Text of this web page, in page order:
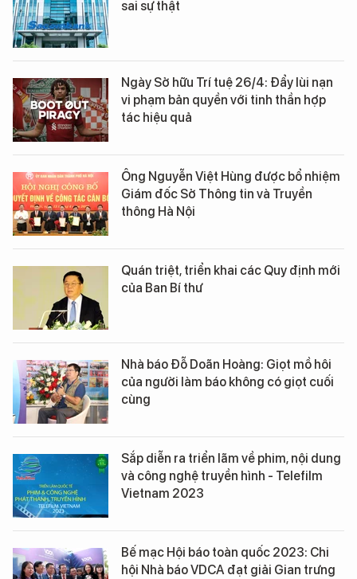
sai sự thật
Ngày Sở hữu Trí tuệ 26/4: Đẩy lùi nạn
vi phạm bản quyền với tinh thần hợp
tác hiệu quả
Ông Nguyễn Việt Hùng được bổ nhiệm
Giám đốc Sở Thông tin và Truyền
thông Hà Nội
Quán triệt, triển khai các Quy định mới
của Ban Bí thư
Nhà báo Đỗ Doãn Hoàng: Giọt mồ hôi
của người làm báo không có giọt cuối
cùng
Sắp diễn ra triển lãm về phim, nội dung
và công nghệ truyền hình - Telefilm
Vietnam 2023
Bế mạc Hội báo toàn quốc 2023: Chi
hội Nhà báo VDCA đạt giải Gian trưng